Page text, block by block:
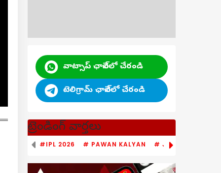
వాట్సాప్ ఛానెల్‌లో చేరండి
టెలిగ్రామ్ ఛానెల్‌లో చేరండి
ట్రెండింగ్ వార్తలు
#IPL 2026 # PAWAN KALYAN # JAGAN MOHAN